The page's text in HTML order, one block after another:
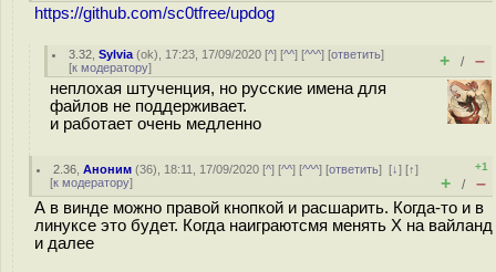
https://github.com/sc0tfree/updog
3.32 ,Sylvia (ok), 17:23, 17/09/2020 [^] [^^] [^^^] [ответить]
[к модератору] + / –
неплохая штученция, но русские имена для
файлов не поддерживает.
и работает очень медленно
2.36 ,Аноним (36), 18:11, 17/09/2020 [^] [^^] [^^^] [ответить][↓] [↑]
[к модератору]
+1
+ / –
А в винде можно правой кнопкой и расшарить. Когда-то и в
линуксе это будет. Когда наиграютсмя менять Х на вайланд
и далее